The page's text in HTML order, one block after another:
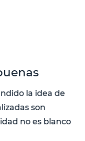
la idea de
son
no es blanco